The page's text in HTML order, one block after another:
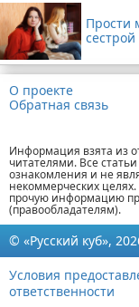
Прости
сестрой
О проекте
Обратная связь
Информация взята из
читателями. Все
ознакомления и не
некоммерческих
прочую информацию
(правообладателям).
© «Русский куб»,
Условия
ответственности